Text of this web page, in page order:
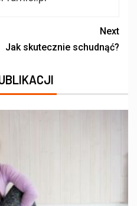
Next
Jak skutecznie schudnąć?